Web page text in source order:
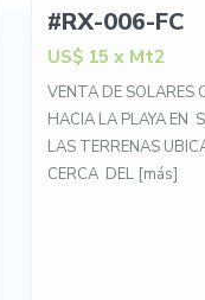
#RX-006-FC
US$ 15 x Mt2
VENTA DE SOLARES
HACIA LA PLAYA EN
LAS TERRENAS
CERCA DEL [más]